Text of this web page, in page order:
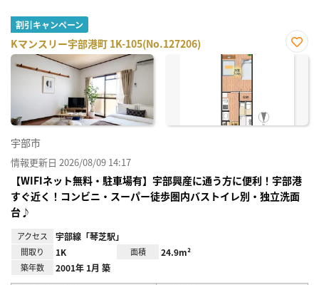
割引キャンペーン
Kマンスリー宇部港町 1K-105(No.127206)
お気
宇部市
情報更新日 2026/08/09 14:17
【WIFIネット無料・駐車場有】宇部興産に通う方に便利！宇部港
すぐ近く！コンビニ・スーパー徒歩圏内バストイレ別・独立洗面
台♪
アクセス 宇部線「琴芝駅」
間取り 1K 面積 24.9m²
築年数 2001年 1月 築